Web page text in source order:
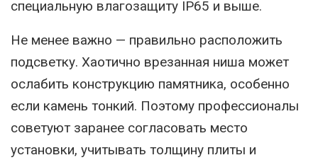
специальную влагозащиту IP65 и выше.
Не менее важно — правильно расположить
подсветку. Хаотично врезанная ниша может
ослабить конструкцию памятника, особенно
если камень тонкий. Поэтому профессионалы
советуют заранее согласовать место
установки, учитывать толщину плиты и